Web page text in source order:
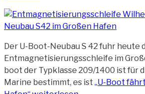
Der U-Boot-Neubau S 42 fuhr heute
Entmagnetisierungsschleife im
boot der Typklasse 209/1400 ist für
Marine bestimmt, es ist „U-Boot